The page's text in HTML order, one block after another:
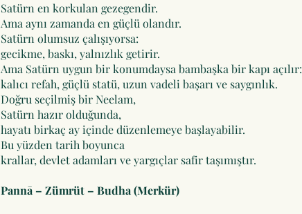
Satürn en korkulan gezegendir.
Ama aynı zamanda en güçlü olandır.
Satürn olumsuz çalışıyorsa:
gecikme, baskı, yalnızlık getirir.
Ama Satürn uygun bir konumdaysa bambaşka bir kapı açılır:
kalıcı refah, güçlü statü, uzun vadeli başarı ve saygınlık.
Doğru seçilmiş bir Neelam,
Satürn hazır olduğunda,
hayatı birkaç ay içinde düzenlemeye başlayabilir.
Bu yüzden tarih boyunca
krallar, devlet adamları ve yargıçlar safir taşımıştır.
Pannā – Zümrüt – Budha (Merkür)